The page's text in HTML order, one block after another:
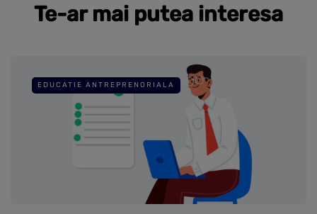
Te-ar mai putea interesa
EDUCATIE ANTREPRENORIALA